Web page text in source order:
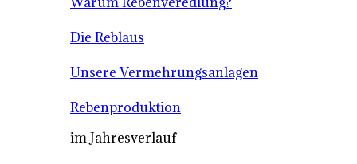
Die Reblaus
Unsere Vermehrungsanlagen
Rebenproduktion
im Jahresverlauf